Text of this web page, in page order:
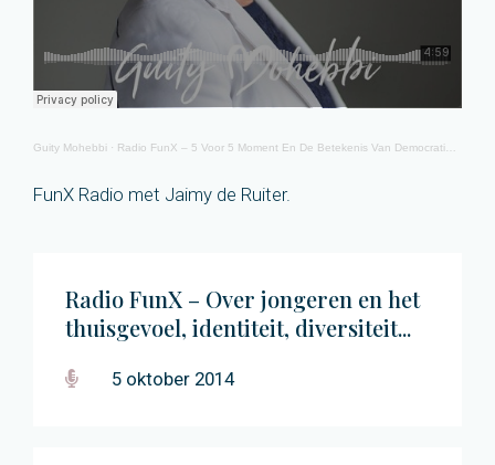
Guity Mohebbi · Radio FunX – 5 Voor 5 Moment En De Betekenis Van Democratie En Vrijheid Voor De Jongeren 05-05-2015
FunX Radio met Jaimy de Ruiter.
Radio FunX – Over jongeren en het
thuisgevoel, identiteit, diversiteit...
5 oktober 2014